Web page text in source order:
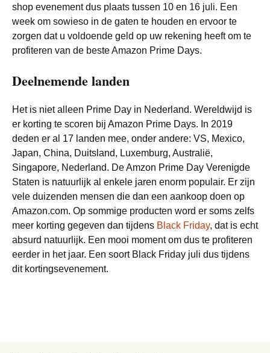
shop evenement dus plaats tussen 10 en 16 juli. Een
week om sowieso in de gaten te houden en ervoor te
zorgen dat u voldoende geld op uw rekening heeft om te
profiteren van de beste Amazon Prime Days.
Deelnemende landen
Het is niet alleen Prime Day in Nederland. Wereldwijd is
er korting te scoren bij Amazon Prime Days. In 2019
deden er al 17 landen mee, onder andere: VS, Mexico,
Japan, China, Duitsland, Luxemburg, Australië,
Singapore, Nederland. De Amzon Prime Day Verenigde
Staten is natuurlijk al enkele jaren enorm populair. Er zijn
vele duizenden mensen die dan een aankoop doen op
Amazon.com. Op sommige producten word er soms zelfs
meer korting gegeven dan tijdens Black Friday, dat is echt
absurd natuurlijk. Een mooi moment om dus te profiteren
eerder in het jaar. Een soort Black Friday juli dus tijdens
dit kortingsevenement.